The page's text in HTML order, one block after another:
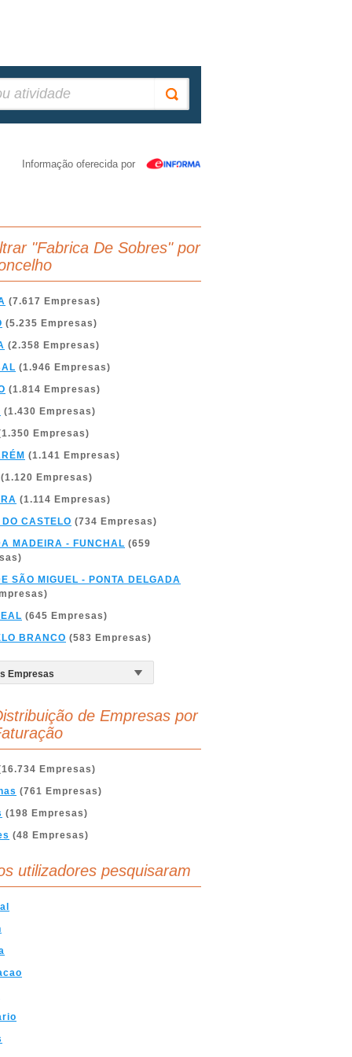
Informação oferecida por
"Fabrica De Sobres" por
(7.617 Empresas)
(5.235 Empresas)
(2.358 Empresas)
(1.946 Empresas)
(1.814 Empresas)
(1.430 Empresas)
Empresas)
(1.141 Empresas)
(1.120 Empresas)
(1.114 Empresas)
CASTELO (734 Empresas)
MADEIRA - FUNCHAL (659
SÃO MIGUEL - PONTA DELGADA
(645 Empresas)
BRANCO (583 Empresas)
de Empresas por
Empresas)
(761 Empresas)
(198 Empresas)
(48 Empresas)
utilizadores pesquisaram